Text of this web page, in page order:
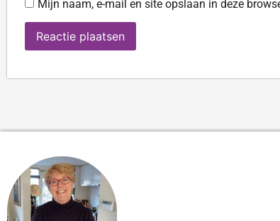
Mijn naam, e-mail en site opslaan in deze